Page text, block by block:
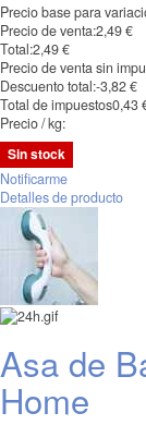
Precio base para
Precio de venta:2,49 €
Total:2,49 €
Precio de venta sin
Descuento total:-3,82 €
Total de impuestos0,43
Precio / kg:
Sin stock
Notificarme
Detalles de producto
Asa de
Home